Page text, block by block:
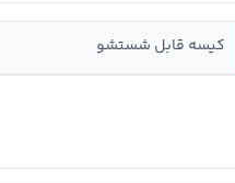
کیسه قابل شستشو